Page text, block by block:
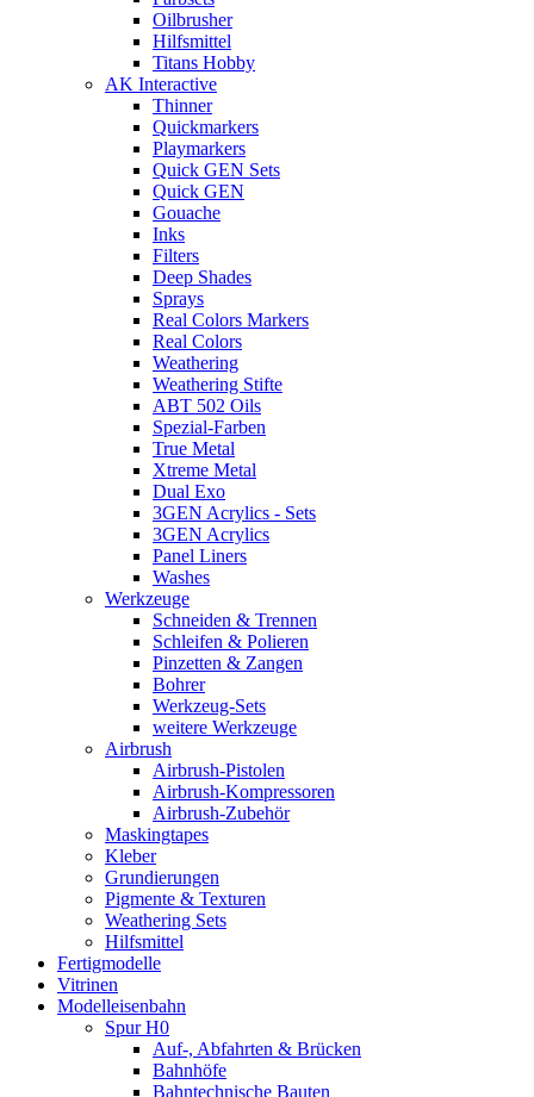
Oilbrusher
Hilfsmittel
Titans Hobby
AK Interactive
Thinner
Quickmarkers
Playmarkers
Quick GEN Sets
Quick GEN
Gouache
Inks
Filters
Deep Shades
Sprays
Real Colors Markers
Real Colors
Weathering
Weathering Stifte
ABT 502 Oils
Spezial-Farben
True Metal
Xtreme Metal
Dual Exo
3GEN Acrylics - Sets
3GEN Acrylics
Panel Liners
Washes
Werkzeuge
Schneiden & Trennen
Schleifen & Polieren
Pinzetten & Zangen
Bohrer
Werkzeug-Sets
weitere Werkzeuge
Airbrush
Airbrush-Pistolen
Airbrush-Kompressoren
Airbrush-Zubehör
Maskingtapes
Kleber
Grundierungen
Pigmente & Texturen
Weathering Sets
Hilfsmittel
Fertigmodelle
Vitrinen
Modelleisenbahn
Spur H0
Auf-, Abfahrten & Brücken
Bahnhöfe
Bahntechnische Bauten